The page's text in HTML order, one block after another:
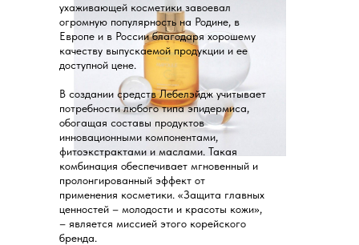
ухаживающей косметики завоевал
огромную популярность на Родине, в
Европе и в России благодаря хорошему
качеству выпускаемой продукции и ее
доступной цене.
В создании средств Лебелэйдж учитывает
потребности любого типа эпидермиса,
обогащая составы продуктов
инновационными компонентами,
фитоэкстрактами и маслами. Такая
комбинация обеспечивает мгновенный и
пролонгированный эффект от
применения косметики. «Защита главных
ценностей – молодости и красоты кожи»,
– является миссией этого корейского
бренда.